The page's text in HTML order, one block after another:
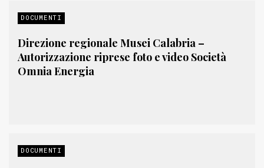
DOCUMENTI
Direzione regionale Musei Calabria –
Autorizzazione riprese foto e video Società
Omnia Energia
DOCUMENTI